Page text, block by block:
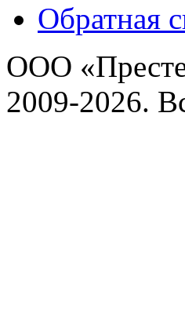
Обратная
ООО
2009-2026.